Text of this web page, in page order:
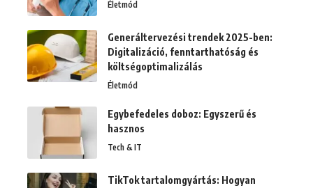
Életmód
Generáltervezési trendek 2025-ben:
Digitalizáció, fenntarthatóság és
költségoptimalizálás
Életmód
Egybefedeles doboz: Egyszerű és
hasznos
Tech & IT
TikTok tartalomgyártás: Hogyan